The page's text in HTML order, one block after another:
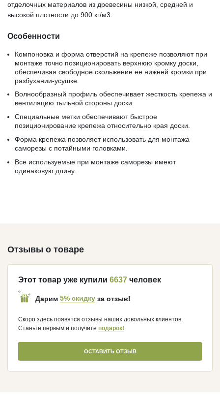
отделочных материалов из древесины низкой, средней и
высокой плотности до 900 кг/м3.
Особенности
Компоновка и форма отверстий на крепеже позволяют при
монтаже точно позиционировать верхнюю кромку доски,
обеспечивая свободное скольжение ее нижней кромки при
разбухании-усушке.
Волнообразный профиль обеспечивает жесткость крепежа и
вентиляцию тыльной стороны доски.
Специальные метки обеспечивают быстрое
позиционирование крепежа относительно края доски.
Форма крепежа позволяет использовать для монтажа
саморезы с потайными головками.
Все используемые при монтаже саморезы имеют
одинаковую длину.
Отзывы о товаре
Этот товар уже купили 6637 человек
Дарим 5% скидку за отзыв!
Скоро здесь появятся отзывы наших довольных клиентов.
Станьте первым и получите подарок!
ОСТАВИТЬ ОТЗЫВ